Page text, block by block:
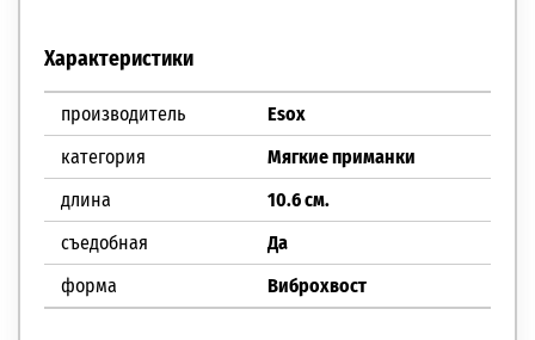
Характеристики
производитель
Esox
категория
Мягкие приманки
длина
10.6 см.
съедобная
Да
форма
Виброхвост